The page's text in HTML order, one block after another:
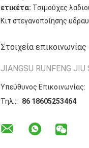
ετικέτα: Τσιμούχες
Κιτ στεγανοποίησης
Στοιχεία επικοινωνίας
JIANGSU RUNFENG JIU
Υπεύθυνος Επικοινωνίας:
Τηλ.::
86 18605253464